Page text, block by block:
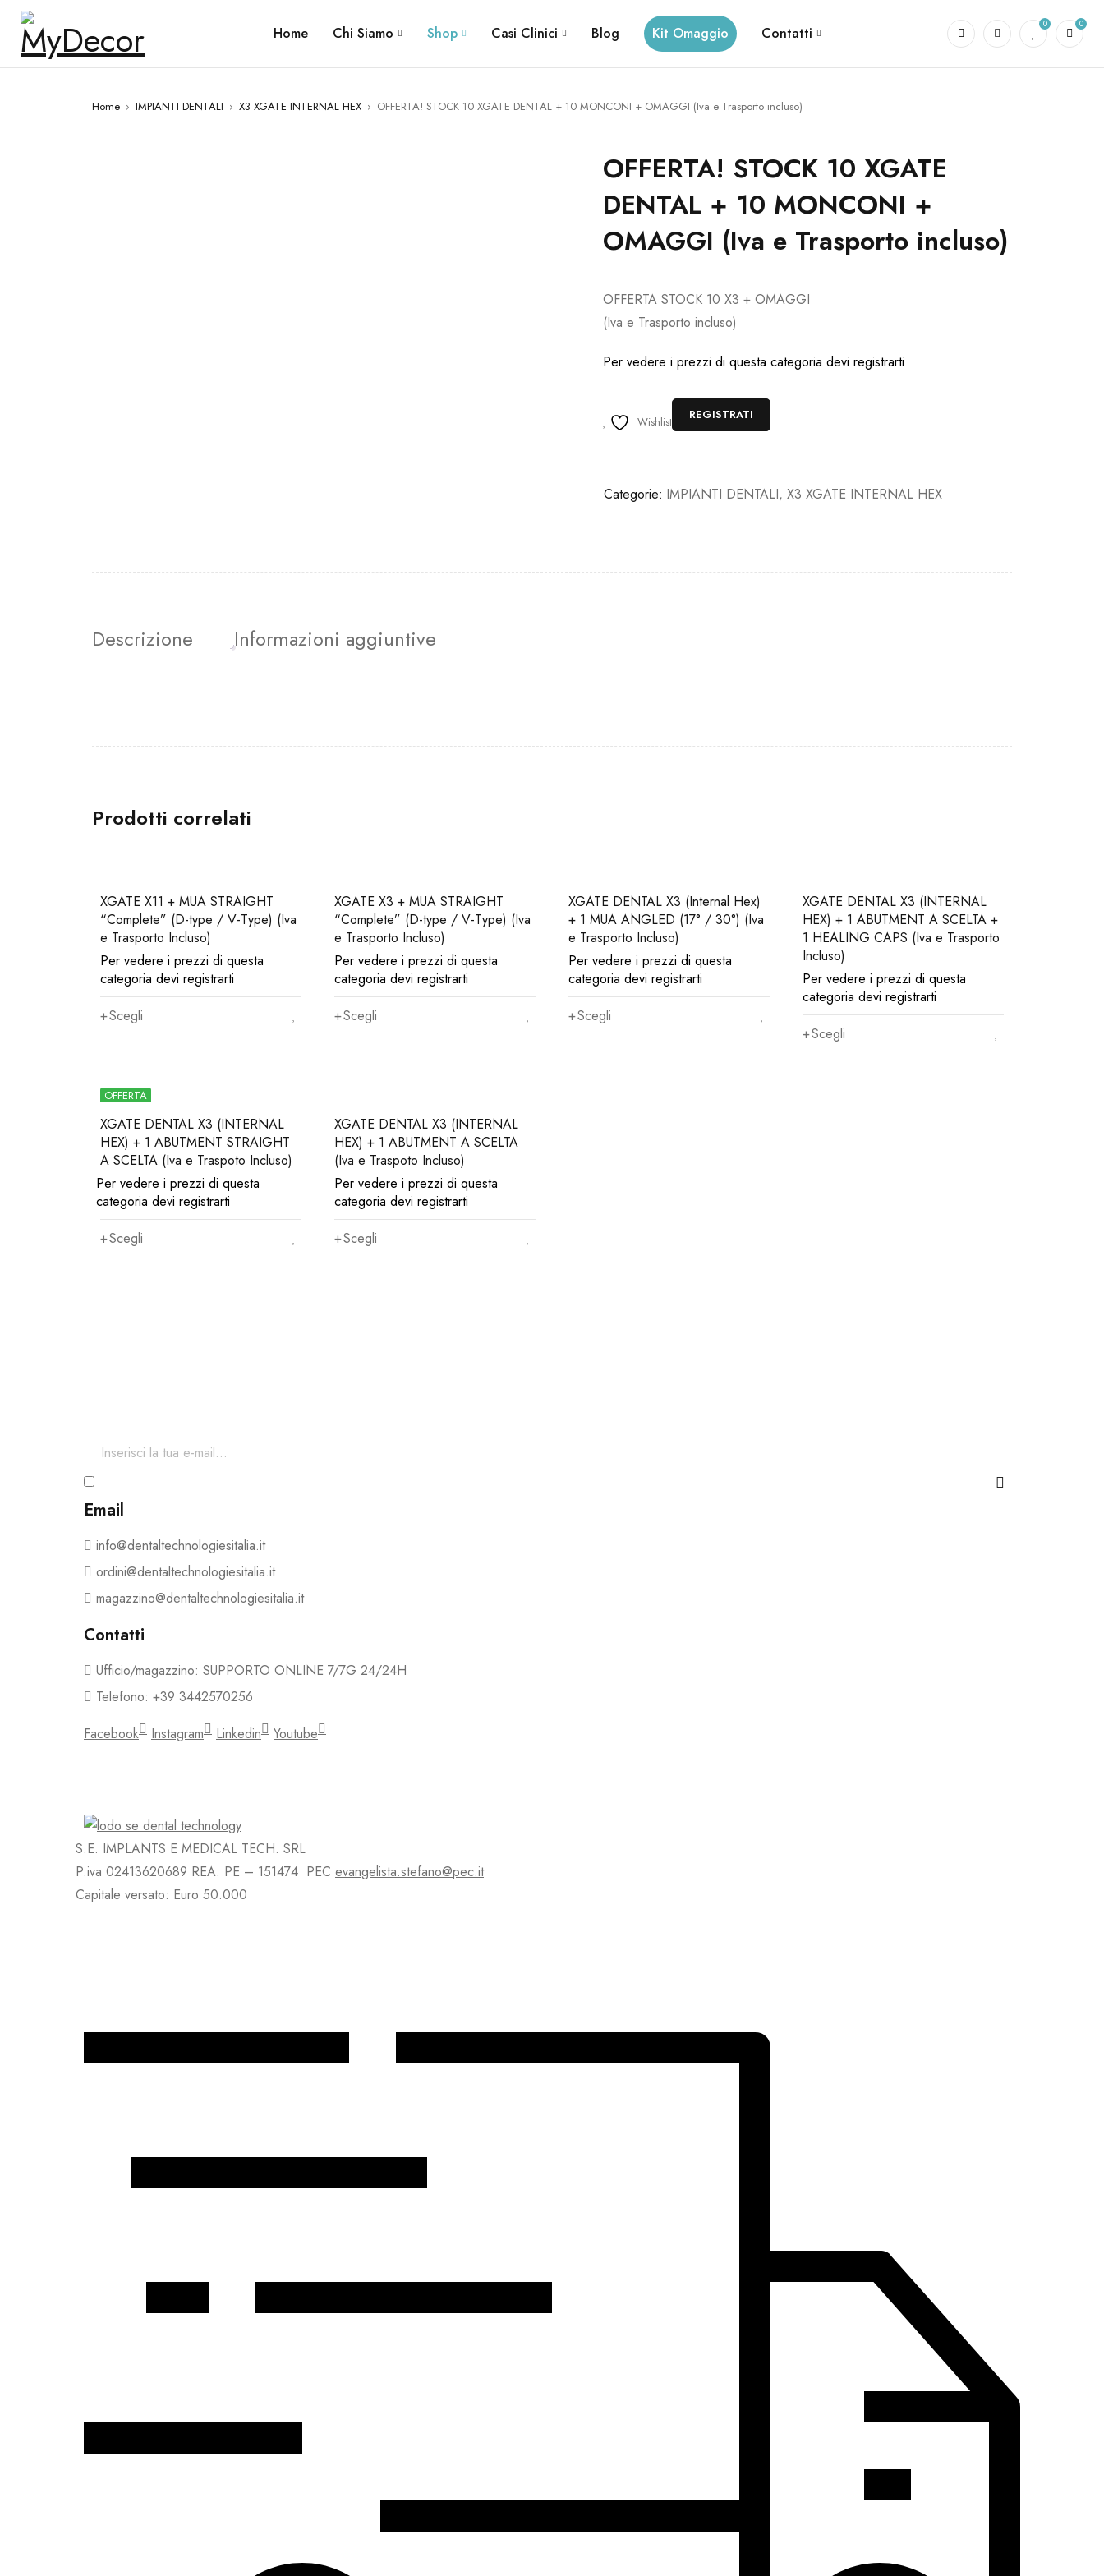
Home Chi Siamo Shop Casi Clinici Blog Kit Omaggio Contatti
0 0
Home › IMPIANTI DENTALI › X3 XGATE INTERNAL HEX › OFFERTA! STOCK 10 XGATE DENTAL + 10 MONCONI + OMAGGI (Iva e Trasporto incluso)
OFFERTA! STOCK 10 XGATE
DENTAL + 10 MONCONI +
OMAGGI (Iva e Trasporto incluso)
OFFERTA STOCK 10 X3 + OMAGGI
(Iva e Trasporto incluso)
Per vedere i prezzi di questa categoria devi registrarti
REGISTRATI
Wishlist
Categorie: IMPIANTI DENTALI,X3 XGATE INTERNAL HEX
Descrizione Informazioni aggiuntive
Prodotti correlati
XGATE X11 + MUA STRAIGHT
“Complete” (D-type / V-Type) (Iva
e Trasporto Incluso)
Per vedere i prezzi di questa
categoria devi registrarti
Scegli
XGATE X3 + MUA STRAIGHT
“Complete” (D-type / V-Type) (Iva
e Trasporto Incluso)
Per vedere i prezzi di questa
categoria devi registrarti
Scegli
XGATE DENTAL X3 (Internal Hex)
+ 1 MUA ANGLED (17° / 30°) (Iva
e Trasporto Incluso)
Per vedere i prezzi di questa
categoria devi registrarti
Scegli
XGATE DENTAL X3 (INTERNAL
HEX) + 1 ABUTMENT A SCELTA +
1 HEALING CAPS (Iva e Trasporto
Incluso)
Per vedere i prezzi di questa
categoria devi registrarti
Scegli
OFFERTA
XGATE DENTAL X3 (INTERNAL
HEX) + 1 ABUTMENT STRAIGHT
A SCELTA (Iva e Traspoto Incluso)
Per vedere i prezzi di questa
categoria devi registrarti
Scegli
XGATE DENTAL X3 (INTERNAL
HEX) + 1 ABUTMENT A SCELTA
(Iva e Traspoto Incluso)
Per vedere i prezzi di questa
categoria devi registrarti
Scegli
Email
info@dentaltechnologiesitalia.it
ordini@dentaltechnologiesitalia.it
magazzino@dentaltechnologiesitalia.it
Contatti
Ufficio/magazzino: SUPPORTO ONLINE 7/7G 24/24H
Telefono: +39 3442570256
Facebook
Instagram Linkedin Youtube
S.E. IMPLANTS E MEDICAL TECH. SRL
P.iva 02413620689 REA: PE – 151474 PEC evangelista.stefano@pec.it
Capitale versato: Euro 50.000